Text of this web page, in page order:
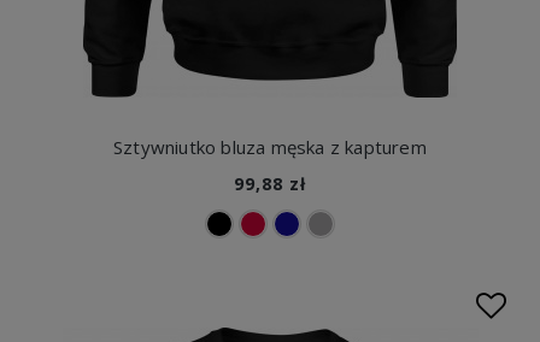
Sztywniutko bluza męska z kapturem
99,88 zł